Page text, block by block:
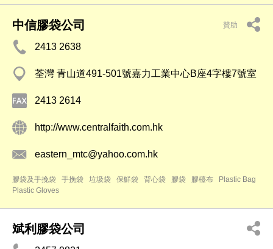
中信膠袋公司 贊助
2413 2638
荃灣 青山道491-501號嘉力工業中心B座4字樓7號室
2413 2614
http://www.centralfaith.com.hk
eastern_mtc@yahoo.com.hk
膠袋及手挽袋 手挽袋 垃圾袋 保鮮袋 背心袋 膠袋 膠檯布
Plastic Bag
Plastic Gloves
斌利膠袋公司